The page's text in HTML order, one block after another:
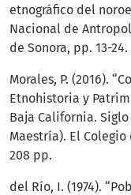
etnográfico del
Nacional de
de Sonora, pp. 13-24.
Morales, P. (2016).
Etnohistoria y
Baja California. Siglo
Maestría). El Colegio
208 pp.
del Río, I. (1974).